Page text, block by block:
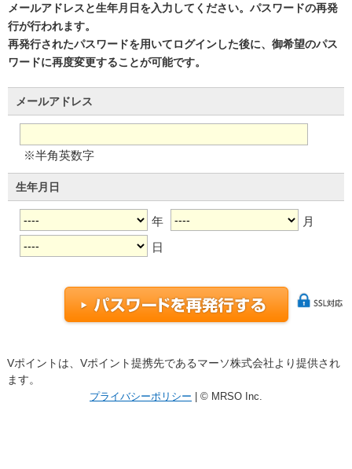
メールアドレスと生年月日を入力してください。パスワードの再発
行が行われます。
再発行されたパスワードを用いてログインした後に、御希望のパス
ワードに再度変更することが可能です。
メールアドレス
※半角英数字
生年月日
年
月
日
Vポイントは、Vポイント提携先であるマーソ株式会社より提供され
ます。
プライバシーポリシー | © MRSO Inc.